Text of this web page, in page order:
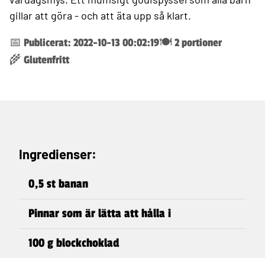
gillar att göra - och att äta upp så klart.
📅 Publicerat: 2022-10-13 00:02:19🍽️ 2 portioner
🌾 Glutenfritt
Ingredienser:
0,5 st banan
Pinnar som är lätta att hålla i
100 g blockchoklad